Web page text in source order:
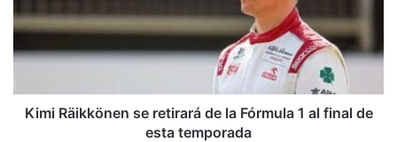
de
la
Fórmula
al
finalKimi Räikkönen se retirará de la Fórmula 1 al final de
esta temporada